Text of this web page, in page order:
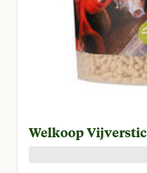
Welkoop